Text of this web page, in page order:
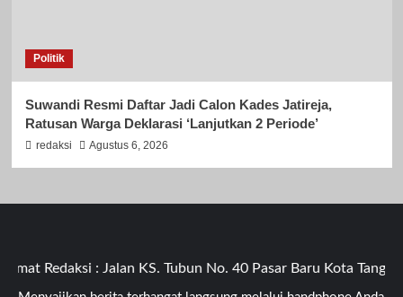
Politik
Suwandi Resmi Daftar Jadi Calon Kades Jatireja,
Ratusan Warga Deklarasi ‘Lanjutkan 2 Periode’
redaksi Agustus 6, 2026
Redaksi : Jalan KS. Tubun No. 40 Pasar Baru Kota